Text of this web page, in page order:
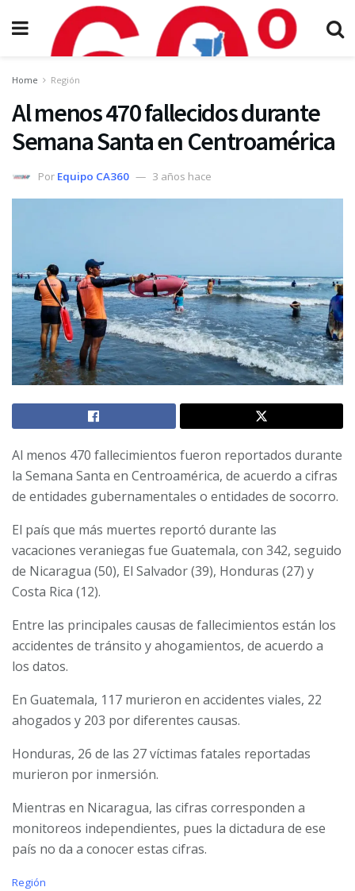
Home Región
Al menos 470 fallecidos durante
Semana Santa en Centroamérica
Por Equipo CA360 3 años hace
Al menos 470 fallecimientos fueron reportados durante
la Semana Santa en Centroamérica, de acuerdo a cifras
de entidades gubernamentales o entidades de socorro.
El país que más muertes reportó durante las
vacaciones veraniegas fue Guatemala, con 342, seguido
de Nicaragua (50), El Salvador (39), Honduras (27) y
Costa Rica (12).
Entre las principales causas de fallecimientos están los
accidentes de tránsito y ahogamientos, de acuerdo a
los datos.
En Guatemala, 117 murieron en accidentes viales, 22
ahogados y 203 por diferentes causas.
Honduras, 26 de las 27 víctimas fatales reportadas
murieron por inmersión.
Mientras en Nicaragua, las cifras corresponden a
monitoreos independientes, pues la dictadura de ese
país no da a conocer estas cifras.
C
Región